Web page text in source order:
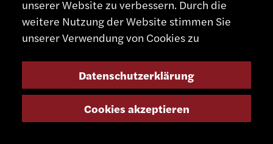
ISRAEL
37 Sheerit Israel St.
68165 Tel-Aviv
unserer Website zu verbessern. Durch die
weitere Nutzung der Website stimmen Sie
unserer Verwendung von Cookies zu
Datenschutzerklärung
Cookies akzeptieren